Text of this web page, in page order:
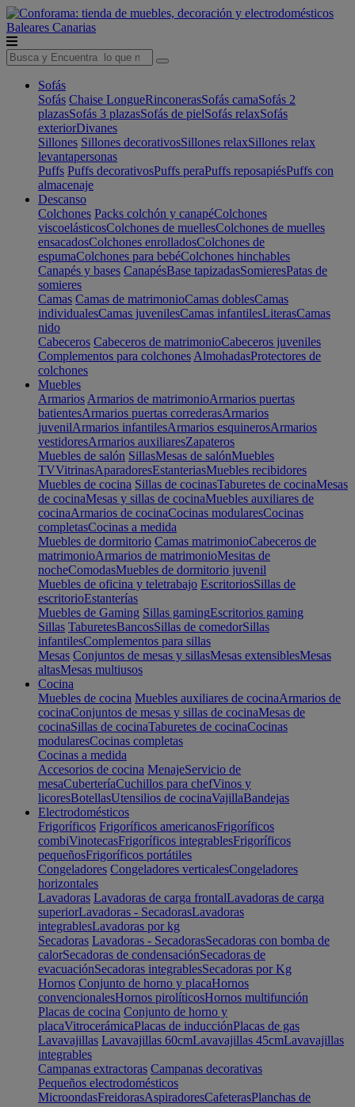
Baleares Canarias
Sofás
Sofás Chaise LongueRinconerasSofás camaSofás 2
plazasSofás 3 plazasSofás de pielSofás relaxSofás
exteriorDivanes
Sillones Sillones decorativosSillones relaxSillones relax
levantapersonas
Puffs Puffs decorativosPuffs peraPuffs reposapiésPuffs con
almacenaje
Descanso
Colchones Packs colchón y canapéColchones
viscoelásticosColchones de muellesColchones de muelles
ensacadosColchones enrolladosColchones de
espumaColchones para bebéColchones hinchables
Canapés y bases CanapésBase tapizadasSomieresPatas de
somieres
Camas Camas de matrimonioCamas doblesCamas
individualesCamas juvenilesCamas infantilesLiterasCamas
nido
Cabeceros Cabeceros de matrimonioCabeceros juveniles
Complementos para colchones AlmohadasProtectores de
colchones
Muebles
Armarios Armarios de matrimonioArmarios puertas
batientesArmarios puertas correderasArmarios
juvenilArmarios infantilesArmarios esquinerosArmarios
vestidoresArmarios auxiliaresZapateros
Muebles de salón SillasMesas de salónMuebles
TVVitrinasAparadoresEstanteriasMuebles recibidores
Muebles de cocina Sillas de cocinasTaburetes de cocinaMesas
de cocinaMesas y sillas de cocinaMuebles auxiliares de
cocinaArmarios de cocinaCocinas modularesCocinas
completasCocinas a medida
Muebles de dormitorio Camas matrimonioCabeceros de
matrimonioArmarios de matrimonioMesitas de
nocheComodasMuebles de dormitorio juvenil
Muebles de oficina y teletrabajo EscritoriosSillas de
escritorioEstanterías
Muebles de Gaming Sillas gamingEscritorios gaming
Sillas TaburetesBancosSillas de comedorSillas
infantilesComplementos para sillas
Mesas Conjuntos de mesas y sillasMesas extensiblesMesas
altasMesas multiusos
Cocina
Muebles de cocina Muebles auxiliares de cocinaArmarios de
cocinaConjuntos de mesas y sillas de cocinaMesas de
cocinaSillas de cocinaTaburetes de cocinaCocinas
modularesCocinas completas
Cocinas a medida
Accesorios de cocina MenajeServicio de
mesaCuberteríaCuchillos para chefVinos y
licoresBotellasUtensilios de cocinaVajillaBandejas
Electrodomésticos
Frigoríficos Frigoríficos americanosFrigoríficos
combiVinotecasFrigoríficos integrablesFrigoríficos
pequeñosFrigoríficos portátiles
Congeladores Congeladores verticalesCongeladores
horizontales
Lavadoras Lavadoras de carga frontalLavadoras de carga
superiorLavadoras - SecadorasLavadoras
integrablesLavadoras por kg
Secadoras Lavadoras - SecadorasSecadoras con bomba de
calorSecadoras de condensaciónSecadoras de
evacuaciónSecadoras integrablesSecadoras por Kg
Hornos Conjunto de horno y placaHornos
convencionalesHornos pirolíticosHornos multifunción
Placas de cocina Conjunto de horno y
placaVitrocerámicaPlacas de inducciónPlacas de gas
Lavavajillas Lavavajillas 60cmLavavajillas 45cmLavavajillas
integrables
Campanas extractoras Campanas decorativas
Pequeños electrodomésticos
MicroondasFreidorasAspiradoresCafeterasPlanchas de